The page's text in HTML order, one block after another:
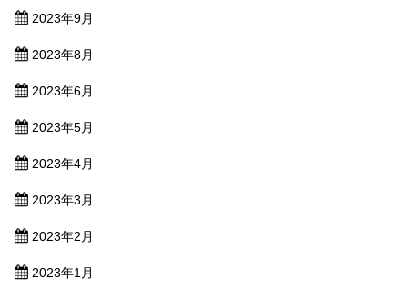
2023年9月
2023年8月
2023年6月
2023年5月
2023年4月
2023年3月
2023年2月
2023年1月